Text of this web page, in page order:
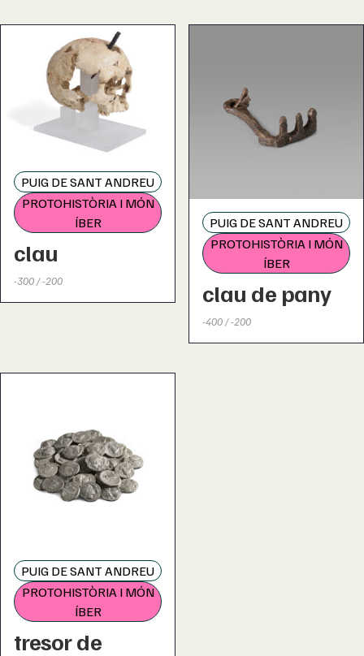
PUIG DE SANT ANDREU
PROTOHISTÒRIA I MÓN
ÍBER
clau
-300 / -200
PUIG DE SANT ANDREU
PROTOHISTÒRIA I MÓN
ÍBER
clau de pany
-400 / -200
PUIG DE SANT ANDREU
PROTOHISTÒRIA I MÓN
ÍBER
tresor de